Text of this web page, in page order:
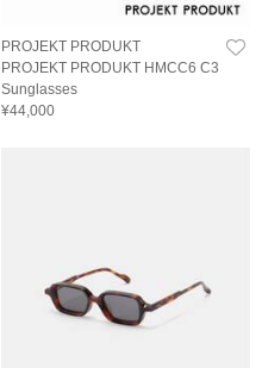
PROJEKT PRODUKT
PROJEKT PRODUKT HMCC6 C3
Sunglasses
¥44,000